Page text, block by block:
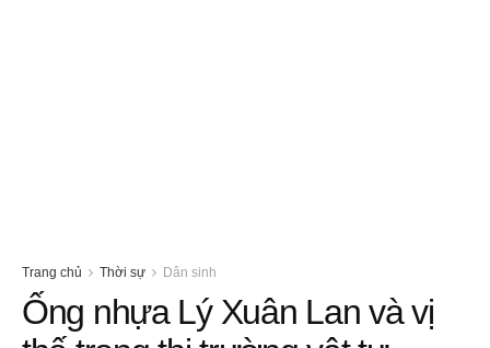
Trang chủ Thời sự Dân sinh
Ống nhựa Lý Xuân Lan và vị